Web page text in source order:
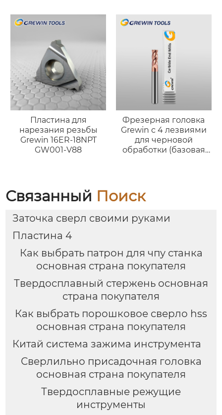
инструмент
«факельной» формы
Пластина для
нарезания резьбы
Grewin 16ER-18NPT
GW001-V88
Фрезерная головка
Grewin с 4 лезвиями
для черновой
обработки (базовая
Связанный Поиск
Заточка сверл своими руками
Пластина 4
Как выбрать патрон для чпу станка
основная страна покупателя
Твердосплавный стержень основная
страна покупателя
Как выбрать порошковое сверло hss
основная страна покупателя
Китай система зажима инструмента
Сверлильно присадочная головка
основная страна покупателя
Твердосплавные режущие
инструменты